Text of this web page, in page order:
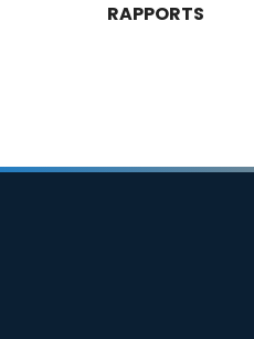
RAPPORTS